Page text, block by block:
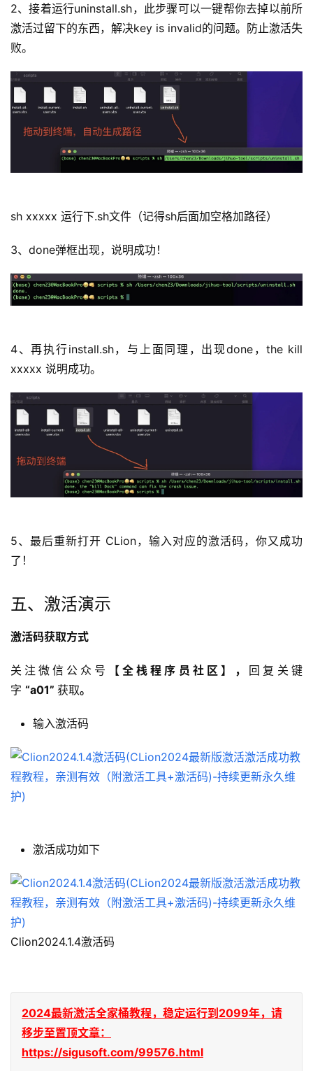
2、接着运行uninstall.sh，此步骤可以一键帮你去掉以前所
激活过留下的东西，解决key is invalid的问题。防止激活失
败。
sh xxxxx 运行下.sh文件（记得sh后面加空格加路径）
3、done弹框出现，说明成功！
4、再执行install.sh，与上面同理，出现done，the kill
xxxxx 说明成功。
5、最后重新打开 CLion，输入对应的激活码，你又成功
了！
五、激活演示
激活码获取方式
关注微信公众号 【全栈程序员社区】 ， 回复关键
字 “a01” 获取。
输入激活码
激活成功如下
Clion2024.1.4激活码
2024最新激活全家桶教程，稳定运行到2099年，请
移步至置顶文章：
https://sigusoft.com/99576.html